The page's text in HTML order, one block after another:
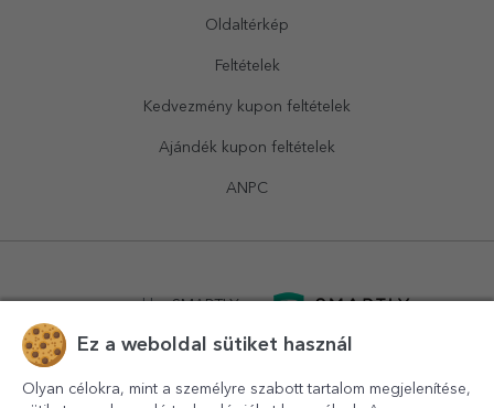
Oldaltérkép
Feltételek
Kedvezmény kupon feltételek
Ajándék kupon feltételek
ANPC
powered bySMARTLY.ro
Ez a weboldal sütiket használ
Olyan célokra, mint a személyre szabott tartalom megjelenítése,